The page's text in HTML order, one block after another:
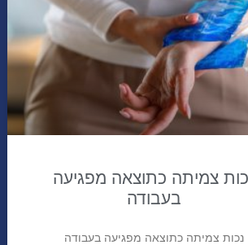
צמיתה כתוצאה מפגיעה
בעבודה
נכות צמיתה כתוצאה מפגיעה בעבודה